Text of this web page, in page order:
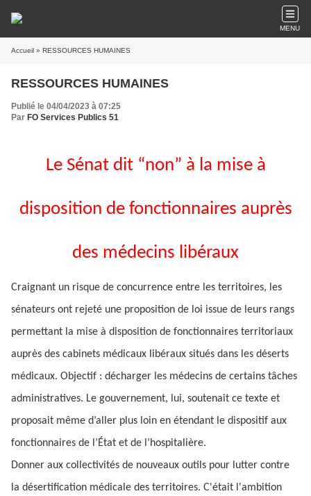
MENU
Accueil » RESSOURCES HUMAINES
RESSOURCES HUMAINES
Publié le 04/04/2023 à 07:25
Par FO Services Publics 51
Le Sénat dit “non” à la mise à
disposition de fonctionnaires auprès
des médecins libéraux
Craignant un risque de concurrence entre les territoires, les
sénateurs ont rejeté une proposition de loi issue de leurs rangs
permettant la mise à disposition de fonctionnaires territoriaux
auprès des cabinets médicaux libéraux situés dans les déserts
médicaux. Objectif : décharger les médecins de certains tâches
administratives. Le gouvernement, lui, soutenait ce texte et
proposait même d’aller plus loin en étendant le dispositif aux
fonctionnaires de l’État et de l’hospitalière.
Donner aux collectivités de nouveaux outils pour lutter contre
la désertification médicale des territoires. C'était l'ambition